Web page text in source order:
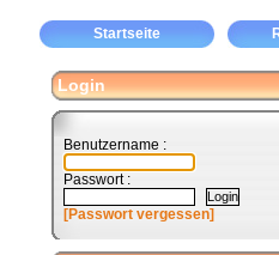
Startseite
Login
Benutzername :
Passwort :
[Passwort vergessen]